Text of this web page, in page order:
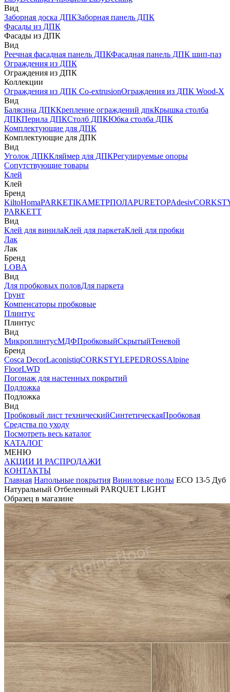
Вид
Заборная доска ДПКЗаборная панель ДПК
Фасады из ДПК
Фасады из ДПК
Вид
Реечная фасадная панель ДПКФасадная панель ДПК шип-паз
Ограждения из ДПК
Ограждения из ДПК
Коллекции
Ограждения из ДПК Co-extrusionОграждения из ДПК Wood-X
Вид
Балясина ДПККрепление ограждений дпкКрышка столба
ДПКПерила ДПКСтолб ДПКЮбка столба ДПК
Комплектующие для ДПК
Комплектующие для ДПК
Вид
Уголок ДПККляймер для ДПКРегулируемые опоры
Сопутствующие товары
Клей
Клей
Бренд
KiltoHomaPARKETIKAМЕТРПОЛАPURETOPAdesiv
PARKETT
Вид
Клей для винилаКлей для паркетаКлей для пробки
Лак
Лак
Бренд
LOBA
Вид
Для пробковых половДля паркета
Грунт
Компенсаторы пробковые
Плинтус
Плинтус
Вид
МикроплинтусМДФПробковыйСкрытыйТеневой
Бренд
Cosca DecorLaconistiqCORKSTYLEPEDROSSAlpine
FloorLWD
Погонаж для настенных покрытий
Подложка
Подложка
Вид
Пробковый лист техническийСинтетическаяПробковая
Средства по уходу
Посмотреть весь каталог
КАТАЛОГ
МЕНЮ
АКЦИИ И РАСПРОДАЖИ
КОНТАКТЫ
Главная Напольные покрытия Виниловые полы ЕСО 13-5 Дуб
Натуральный Отбеленный PARQUET LIGHT
Образец в магазине